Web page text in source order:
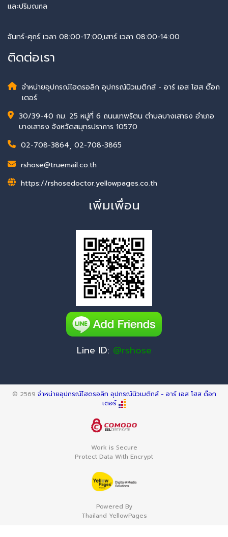
และปริมณฑล
จันทร์-ศุกร์ เวลา 08:00-17:00,เสาร์ เวลา 08:00-14:00
ติดต่อเรา
จำหน่ายอุปกรณ์ไฮดรอลิก อุปกรณ์นิวเมติกส์ - อาร์ เอส โฮส ด๊อก
เตอร์
30/39-40 กม. 25 หมู่ที่ 6 ถนนเทพรัตน ตำบลบางเสาธง อำเภอ
บางเสาธง จังหวัดสมุทรปราการ 10570
02-708-3864, 02-708-3865
rshose@truemail.co.th
https://rshosedoctor.yellowpages.co.th
เพิ่มเพื่อน
Line ID: @rshose
© 2569 จำหน่ายอุปกรณ์ไฮดรอลิก อุปกรณ์นิวเมติกส์ - อาร์ เอส โฮส ด๊อก
เตอร์
Work is Secure
Protect Data With Encrypt
Powered By
Thailand YellowPages